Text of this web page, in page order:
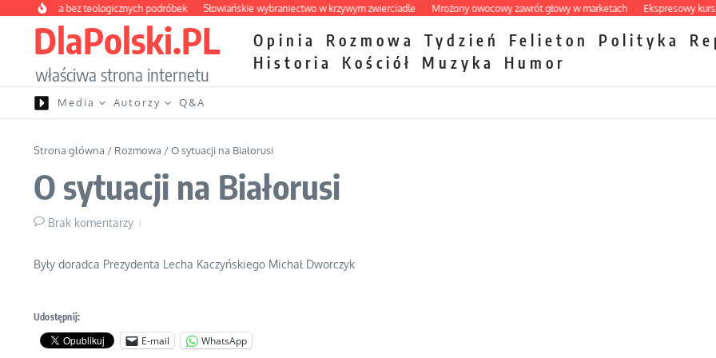
Przejdź do treści
apteczka bez teologicznych podróbek Słowiańskie wybraniectwo w krzywym zwierciadle Mrożony owocowy zawrót głowy w marketach Ekspresowy kurs
DlaPolski.PL
właściwa strona internetu
Opinia Rozmowa Tydzień Felieton Polityka
Historia
Kościół Muzyka Humor
Media Autorzy Q&A
Strona główna / Rozmowa /O sytuacji na Białorusi
O sytuacji na Białorusi
Brak komentarzy
Były doradca Prezydenta Lecha Kaczyńskiego Michał Dworczyk
Udostępnij:
E-mail WhatsApp